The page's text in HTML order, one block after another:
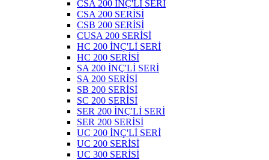
CSA 200 İNÇ'Lİ SERİ
CSA 200 SERİSİ
CSB 200 SERİSİ
CUSA 200 SERİSİ
HC 200 İNÇ'Lİ SERİ
HC 200 SERİSİ
SA 200 İNÇ'Lİ SERİ
SA 200 SERİSİ
SB 200 SERİSİ
SC 200 SERİSİ
SER 200 İNÇ'Lİ SERİ
SER 200 SERİSİ
UC 200 İNÇ'Lİ SERİ
UC 200 SERİSİ
UC 300 SERİSİ